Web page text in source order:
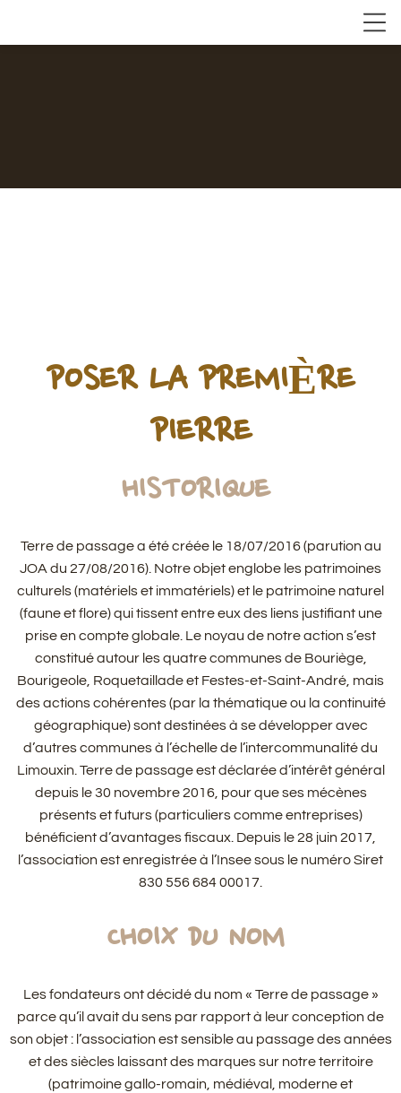
POSER LA PREMIÈRE
PIERRE
HISTORIQUE
Terre de passage a été créée le 18/07/2016 (parution au
JOA du 27/08/2016). Notre objet englobe les patrimoines
culturels (matériels et immatériels) et le patrimoine naturel
(faune et flore) qui tissent entre eux des liens justifiant une
prise en compte globale. Le noyau de notre action s’est
constitué autour les quatre communes de Bouriège,
Bourigeole, Roquetaillade et Festes-et-Saint-André, mais
des actions cohérentes (par la thématique ou la continuité
géographique) sont destinées à se développer avec
d’autres communes à l’échelle de l’intercommunalité du
Limouxin. Terre de passage est déclarée d’intérêt général
depuis le 30 novembre 2016, pour que ses mécènes
présents et futurs (particuliers comme entreprises)
bénéficient d’avantages fiscaux. Depuis le 28 juin 2017,
l’association est enregistrée à l’Insee sous le numéro Siret
830 556 684 00017.
CHOIX DU NOM
Les fondateurs ont décidé du nom « Terre de passage »
parce qu’il avait du sens par rapport à leur conception de
son objet : l’association est sensible au passage des années
et des siècles laissant des marques sur notre territoire
(patrimoine gallo-romain, médiéval, moderne et